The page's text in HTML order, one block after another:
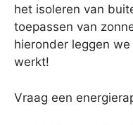
het isoleren van
toepassen van
hieronder leggen
werkt!
Vraag een